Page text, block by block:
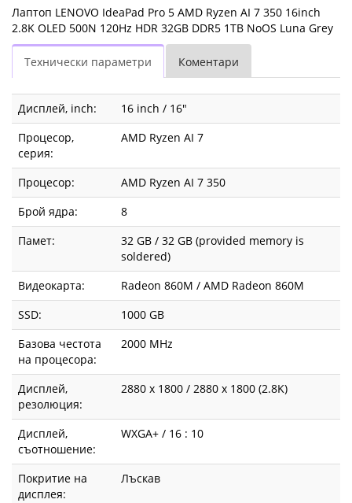
Лаптоп LENOVO IdeaPad Pro 5 AMD Ryzen AI 7 350 16inch
2.8K OLED 500N 120Hz HDR 32GB DDR5 1TB NoOS Luna Grey
Технически параметри Коментари
Дисплей, inch:
16 inch / 16"
Процесор,
серия:
AMD Ryzen AI 7
Процесор:
AMD Ryzen AI 7 350
Брой ядра:
8
Памет:
32 GB / 32 GB (provided memory is
soldered)
Видеокарта:
Radeon 860M / AMD Radeon 860M
SSD:
1000 GB
Базова честота
на процесора:
2000 MHz
Дисплей,
резолюция:
2880 x 1800 / 2880 x 1800 (2.8K)
Дисплей,
съотношение:
WXGA+ / 16 : 10
Покритие на
дисплея:
Лъскав